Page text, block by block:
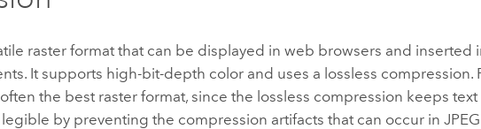
raster format that can be displayed in web browsers and inserted
It supports high-bit-depth color and uses a lossless compression.
the best raster format, since the lossless compression keeps text
by preventing the compression artifacts that can occur in JPEG